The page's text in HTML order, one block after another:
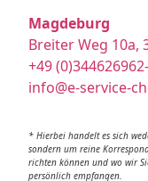
Magdeburg
Breiter Weg 10a,
+49
info@e-service-
* Hierbei handelt es sich
sondern um reine
richten können und wo wir
persönlich empfangen.